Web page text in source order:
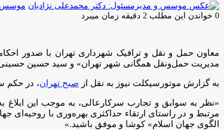
موسس
0 خواندن این مطلب 2 دقیقه زمان میبرد
معاون حمل و نقل و ترافیک شهرداری تهران با صدور
مدیریت حمل‌ونقل همگانی شهر تهران» و سید حسین
به گزارش موتورسیکلت نیوز به نقل از صبح تهران، در حکم
«نظر به سوابق و تجارب سرکارعالی، به موجب این ابلاغ
مرتبط و در راستای ارتقاء حداکثری بهره‌وری با روحیه‌ای
الگوی جهان اسلام» کوشا و موفق باشید.»